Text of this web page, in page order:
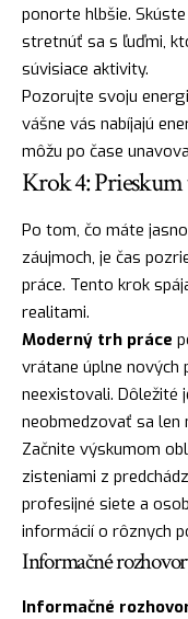
ponorte hlbšie.
stretnúť sa s ľuďmi,
súvisiace aktivity.
Pozorujte svoju
vášne vás nabíjajú
môžu po čase
Krok 4:
Po tom, čo máte
záujmoch, je čas
práce. Tento krok
realitami.
Moderný trh práce
vrátane úplne nových
neexistovali. Dôležité
neobmedzovať sa len
Začnite výskumom
zisteniami z
profesijné siete a
informácií o rôznych
Informačné
Informačné